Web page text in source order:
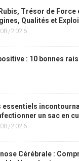
Trésor de Force
Qualités et
2026
: 10 bonnes
essentiels
un sac en
2026
Cérébrale :